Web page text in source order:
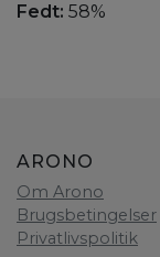
Fedt: 58%
ARONO
Om Arono
Brugsbetingelser
Privatlivspolitik